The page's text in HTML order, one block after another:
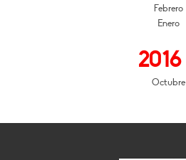
Febrero
Enero
2016
Octubre